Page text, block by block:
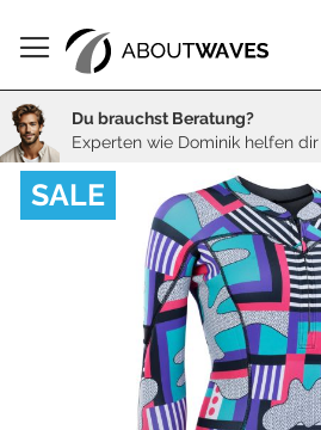
zum
Inhalt
Du brauchst Beratung?
Experten wie Dominik helfen dir
Skip
toSALE